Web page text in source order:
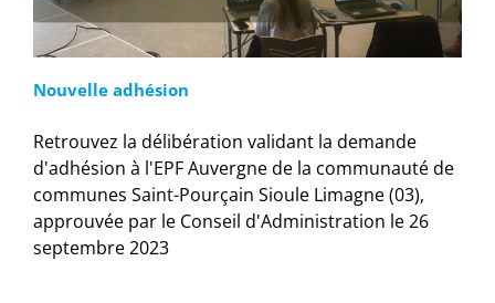
Nouvelle adhésion
Retrouvez la délibération validant la demande
d'adhésion à l'EPF Auvergne de la communauté de
communes Saint-Pourçain Sioule Limagne (03),
approuvée par le Conseil d'Administration le 26
septembre 2023